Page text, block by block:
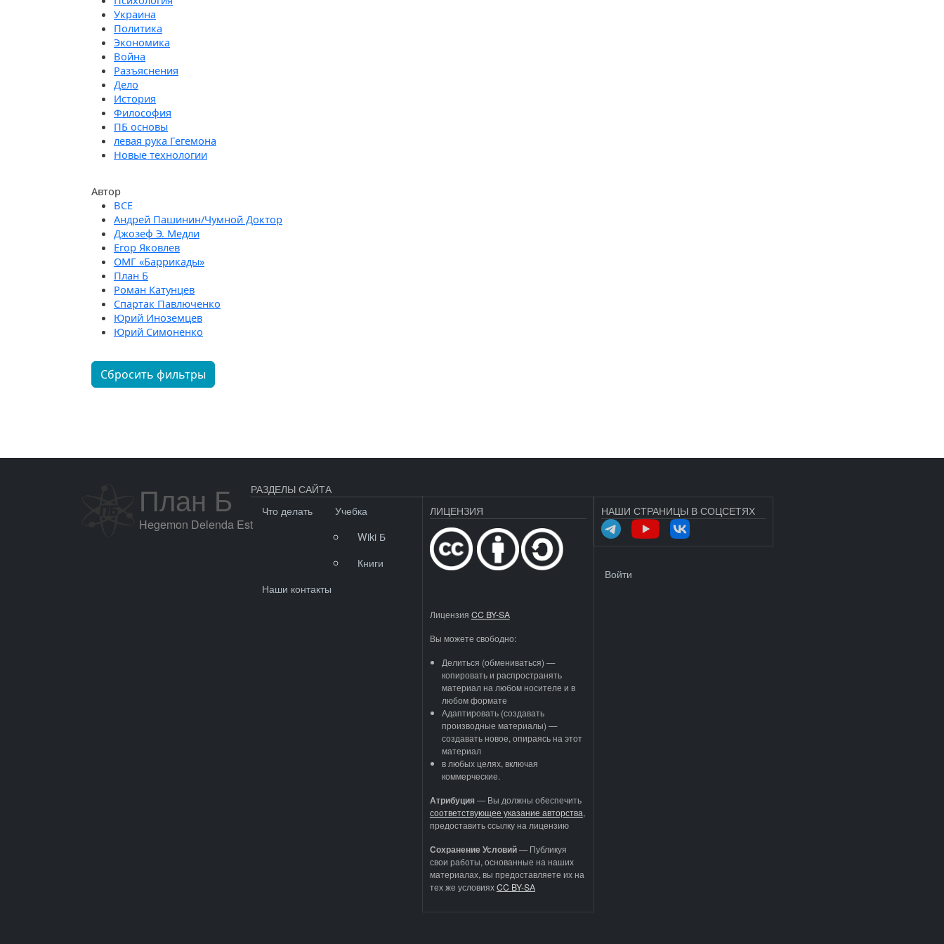
Украина
Политика
Экономика
Война
Разъяснения
Дело
История
Философия
ПБ основы
левая рука Гегемона
Новые технологии
Автор
Андрей Пашинин/Чумной Доктор
Джозеф Э. Медли
Егор Яковлев
ОМГ «Баррикады»
План Б
Роман Катунцев
Спартак Павлюченко
Юрий Иноземцев
Юрий Симоненко
Сбросить фильтры
План Б
Hegemon Delenda Est
РАЗДЕЛЫ САЙТА
Что делать
Учебка
Wiki Б
Книги
Наши контакты
ЛИЦЕНЗИЯ
Лицензия CC BY-SA
Вы можете свободно:
Делиться (обмениваться) —
копировать и распространять
материал на любом носителе и в
любом формате
Адаптировать (создавать
производные материалы) —
создавать новое, опираясь на этот
материал
в любых целях, включая
коммерческие.
Атрибуция—Вы должны обеспечить
соответствующее указание авторства,
предоставить ссылку на лицензию
Сохранение Условий— Публикуя
свои работы, основанные на наших
материалах, вы предоставляете их на
тех же условияхCC BY-SA
НАШИ СТРАНИЦЫ В СОЦСЕТЯХ
Войти